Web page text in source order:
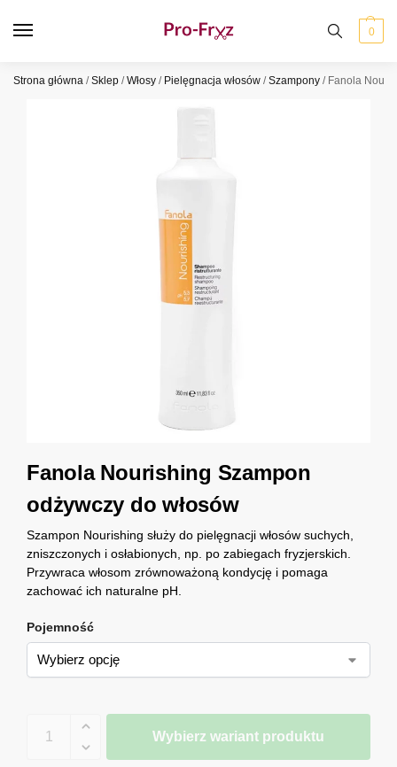
0
Strona główna /Sklep /Włosy / Pielęgnacja włosów /Szampony / Fanola
Fanola Nourishing Szampon
odżywczy do włosów
Szampon Nourishing służy do pielęgnacji włosów suchych,
zniszczonych i osłabionych, np. po zabiegach fryzjerskich.
Przywraca włosom zrównoważoną kondycję i pomaga
zachować ich naturalne pH.
Pojemność
Wybierz wariant produktu